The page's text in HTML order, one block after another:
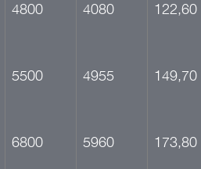
4800 4080 122,60
5500 4955 149,70
6800 5960 173,80